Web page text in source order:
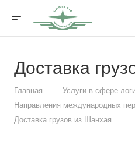
Доставка
Главная — Услуги в сфере
Направления международных
Доставка грузов из Шанхая